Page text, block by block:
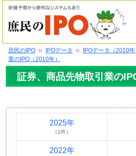
庶民のIPO IPOデータ IPOデータ（2010年
業のIPO（2010年）
証券、商品先物取引業の
2025年
（1件）
2022年